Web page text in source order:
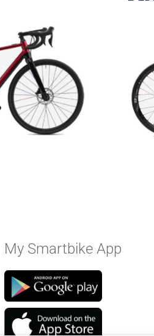
My Smartbike App